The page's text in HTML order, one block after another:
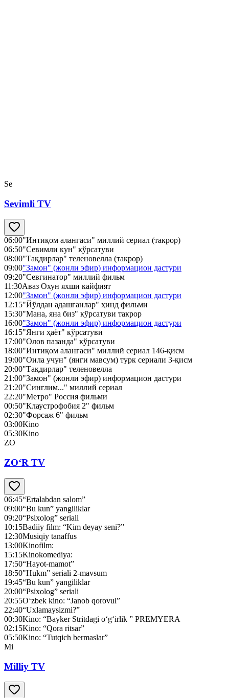
Se
Sevimli TV
06:00"Интиқом алангаси" миллий сериал (такрор)
06:50"Севимли кун" кўрсатуви
08:00"Тақдирлар" теленовелла (такрор)
09:00"Замон" (жонли эфир) информацион дастури
09:20"Севгинатор" миллий фильм
11:30Аваз Охун яхши кайфият
12:00"Замон" (жонли эфир) информацион дастури
12:15"Йўлдан адашганлар" ҳинд фильми
15:30"Мана, яна биз" кўрсатуви такрор
16:00"Замон" (жонли эфир) информацион дастури
16:15"Янги ҳаёт" кўрсатуви
17:00"Олов пазанда" кўрсатуви
18:00"Интиқом алангаси" миллий сериал 146-қисм
19:00"Оила учун" (янги мавсум) турк сериали 3-қисм
20:00"Тақдирлар" теленовелла
21:00"Замон" (жонли эфир) информацион дастури
21:20"Синглим..." миллий сериал
22:20"Метро" Россия фильми
00:50"Клаустрофобия 2" фильм
02:30"Форсаж 6" фильм
03:00Kino
05:30Kino
ZO
ZO‘R TV
06:45“Ertalabdan salom”
09:00“Bu kun” yangiliklar
09:20“Psixolog” seriali
10:15Badiiy film: “Kim deyay seni?”
12:30Musiqiy tanaffus
13:00Kinofilm:
15:15Kinokomediya:
17:50“Hayot-mamot”
18:50"Нukm” seriali 2-mavsum
19:45“Bu kun” yangiliklar
20:00“Psixolog” seriali
20:55O‘zbek kino: “Janob qorovul”
22:40“Uxlamaysizmi?”
00:30Kino: “Bayker Stritdagi o‘g‘irlik ” PREMYERA
02:15Kino: “Qora ritsar”
05:50Kino: “Tutqich bermaslar”
Mi
Milliy TV